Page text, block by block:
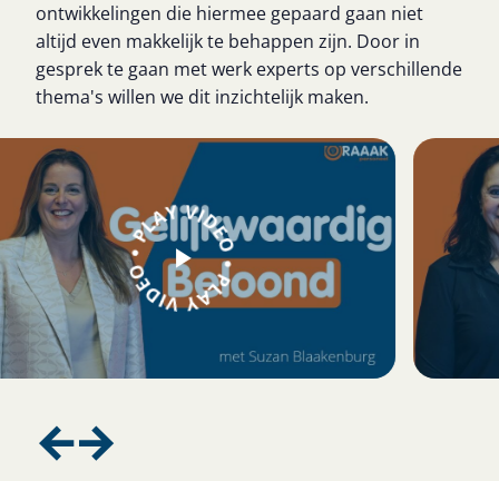
ontwikkelingen die hiermee gepaard gaan niet
altijd even makkelijk te behappen zijn. Door in
gesprek te gaan met werk experts op verschillende
thema's willen we dit inzichtelijk maken.